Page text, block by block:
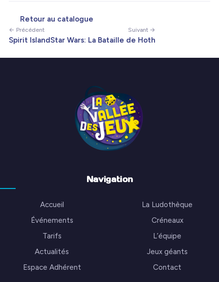
Retour au catalogue
← Précédent
Spirit Island
Suivant →
Star Wars: La Bataille de Hoth
Navigation
Accueil
La Ludothèque
Événements
Créneaux
Tarifs
L’équipe
Actualités
Jeux géants
Espace Adhérent
Contact